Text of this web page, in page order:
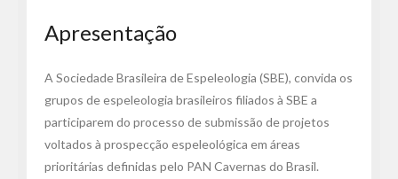
Apresentação
A Sociedade Brasileira de Espeleologia (SBE), convida os
grupos de espeleologia brasileiros filiados à SBE a
participarem do processo de submissão de projetos
voltados à prospecção espeleológica em áreas
prioritárias definidas pelo PAN Cavernas do Brasil.